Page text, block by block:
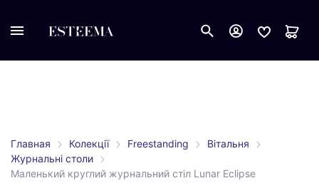
Главная Колекції Freestanding
Вітальня
Журнальні столи
Маленький круглий журнальний стіл Lunar Eclipse